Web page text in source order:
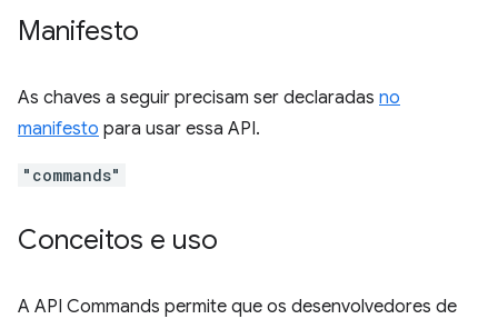
Manifesto
As chaves a seguir precisam ser declaradas no
manifesto para usar essa API.
"commands"
Conceitos e uso
A API Commands permite que os desenvolvedores de